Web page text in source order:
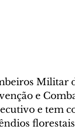
Militar
e
e tem